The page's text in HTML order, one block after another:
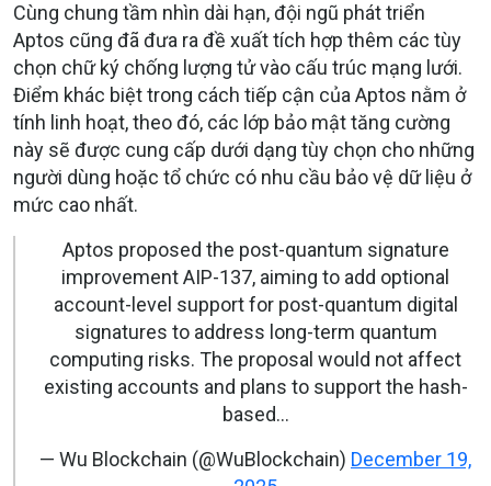
Cùng chung tầm nhìn dài hạn, đội ngũ phát triển
Aptos cũng đã đưa ra đề xuất tích hợp thêm các tùy
chọn chữ ký chống lượng tử vào cấu trúc mạng lưới.
Điểm khác biệt trong cách tiếp cận của Aptos nằm ở
tính linh hoạt, theo đó, các lớp bảo mật tăng cường
này sẽ được cung cấp dưới dạng tùy chọn cho những
người dùng hoặc tổ chức có nhu cầu bảo vệ dữ liệu ở
mức cao nhất.
Aptos proposed the post-quantum signature
improvement AIP-137, aiming to add optional
account-level support for post-quantum digital
signatures to address long-term quantum
computing risks. The proposal would not affect
existing accounts and plans to support the hash-
based…
— Wu Blockchain (@WuBlockchain) December 19,